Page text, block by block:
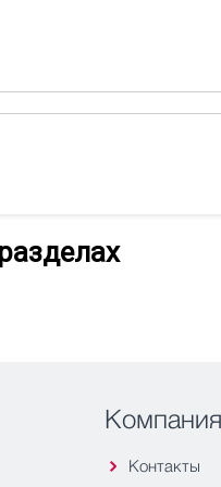
Компания
Контакты